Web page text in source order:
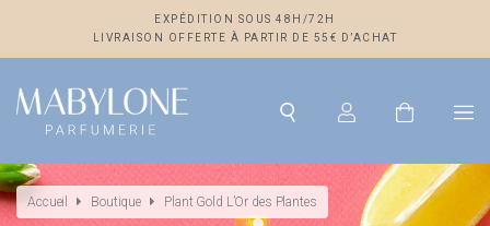
EXPÉDITION SOUS 48H/72H
LIVRAISON OFFERTE À PARTIR DE 55€ D’ACHAT
Accueil Boutique Plant Gold L’Or des Plantes